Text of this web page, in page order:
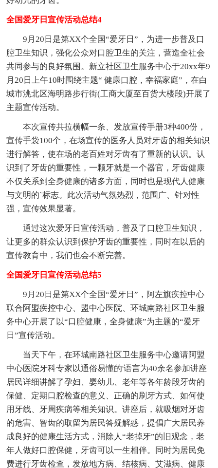
全国爱牙日宣传活动总结4
9月20日是第XX个全国“爱牙日”，为进一步普及口
腔卫生知识，强化公众对口腔卫生的关注，营造全社会
共同参与的良好氛围。新立社区卫生服务中心于20xx年9
月20日上午10时围绕主题“ 健康口腔，幸福家庭”，在白
城市洮北区海明路步行街(工商大厦至百货大楼段)开展了
主题宣传活动。
本次宣传共拉横幅一条、发放宣传手册3种400份，
宣传手袋100个，在场宣传的医务人员对牙齿的相关知识
进行解答，使在场的老百姓对牙齿有了重新的认识。认
识到了牙齿的重要性，一颗牙就是一个器官，牙齿健康
不仅关系到全身健康的诸多方面，同时也是现代人健康
与文明的`标志。此次活动气氛热烈，范围广、针对性
强，宣传效果显著。
通过这次爱牙日宣传活动，普及了口腔卫生知识，
让更多的群众认识到保护牙齿的重要性，同时在以后的
宣传教育中，我们也会不断完善。
全国爱牙日宣传活动总结5
9月20日是第XX个全国“爱牙日”，阿左旗疾控中心
联合阿盟疾控中心、盟中心医院、环城南路社区卫生服
务中心开展了以“口腔健康，全身健康”为主题的“爱牙
日”宣传活动。
当天下午，在环城南路社区卫生服务中心邀请阿盟
中心医院牙科专家以通俗易懂的'语言为40余名参加讲座
居民详细讲解了孕妇、婴幼儿、老年等各年龄段牙齿的
保健、定期口腔检查的意义、正确的刷牙方式、如何使
用牙线、牙周疾病等相关知识。讲座后，就吸烟对牙齿
的危害、智齿的取留为居民答疑解惑，提倡广大居民养
成良好的健康生活方式，消除人“老掉牙”的旧观念，老
年人做好口腔保健，牙齿可以一生相伴。同时为居民免
费进行牙齿检查，发放地方病、结核病、艾滋病、健康